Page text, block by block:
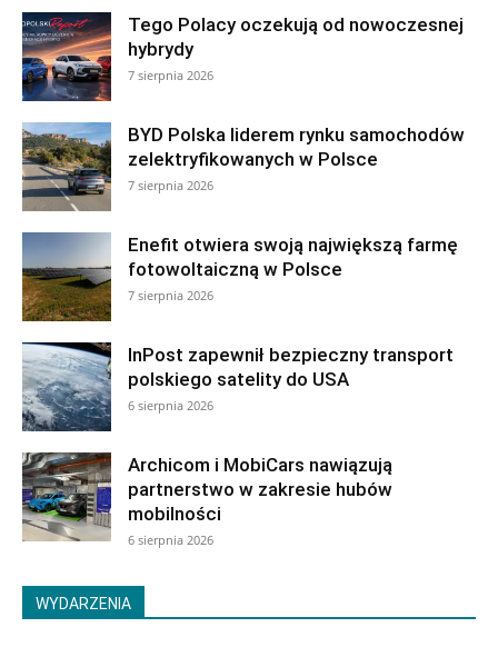
Tego Polacy oczekują od nowoczesnej
hybrydy
7 sierpnia 2026
BYD Polska liderem rynku samochodów
zelektryfikowanych w Polsce
7 sierpnia 2026
Enefit otwiera swoją największą farmę
fotowoltaiczną w Polsce
7 sierpnia 2026
InPost zapewnił bezpieczny transport
polskiego satelity do USA
6 sierpnia 2026
Archicom i MobiCars nawiązują
partnerstwo w zakresie hubów
mobilności
6 sierpnia 2026
WYDARZENIA